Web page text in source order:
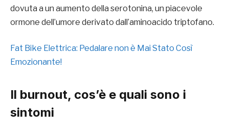
dovuta a un aumento della serotonina, un piacevole
ormone dell’umore derivato dall’aminoacido triptofano.
Fat Bike Elettrica: Pedalare non è Mai Stato Così
Emozionante!
Il burnout, cos’è e quali sono i
sintomi